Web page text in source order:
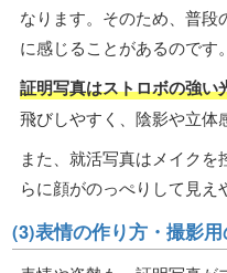
なります。そのため、普段
に感じることがあるのです。
証明写真はストロボの強い
飛びしやすく、陰影や立体
また、就活写真はメイクを
らに顔がのっぺりして見え
(3)表情の作り方・撮影